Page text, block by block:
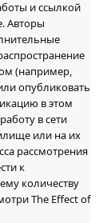
и ссылкой
Авторы
(например,
опубликовать
в этом
в сети
или на их
рассмотрения
к
количеству
The Effect of